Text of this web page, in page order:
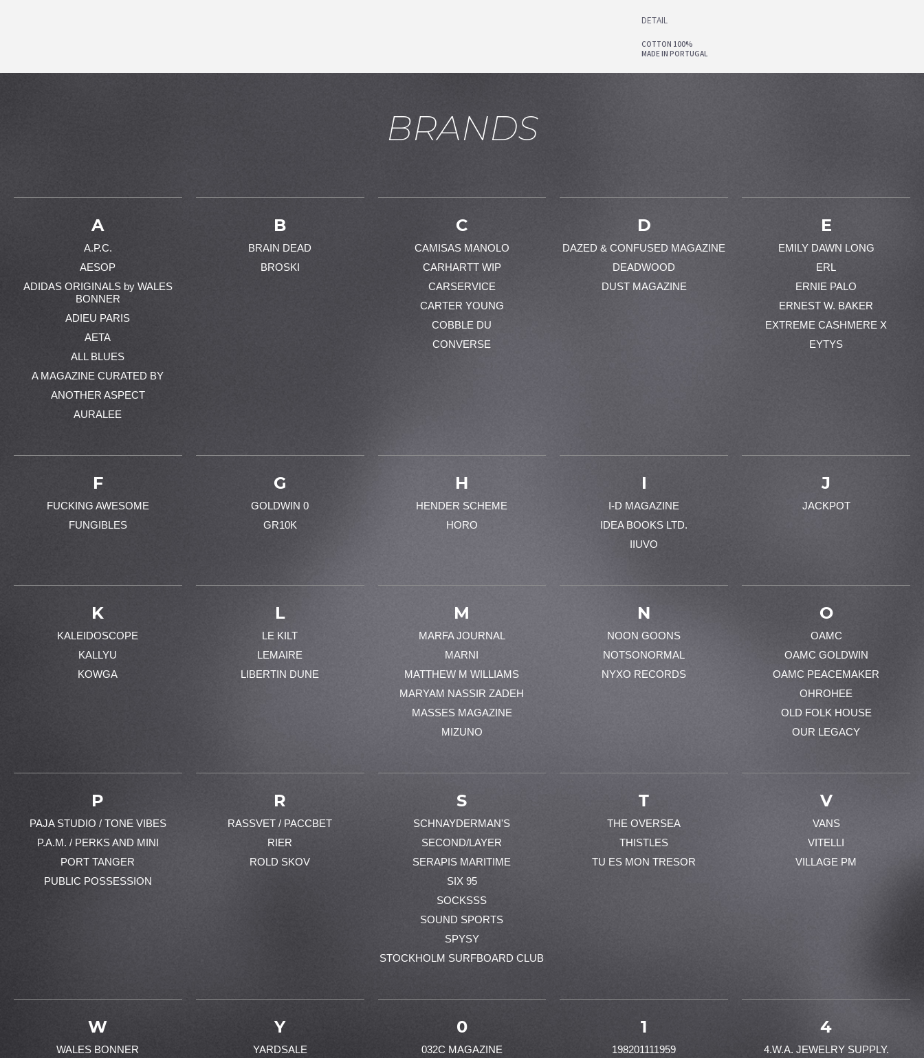
DETAIL
COTTON 100%
MADE IN PORTUGAL
BRANDS
A
A.P.C.
AESOP
ADIDAS ORIGINALS by WALES
BONNER
ADIEU PARIS
AETA
ALL BLUES
A MAGAZINE CURATED BY
ANOTHER ASPECT
AURALEE
B
BRAIN DEAD
BROSKI
C
CAMISAS MANOLO
CARHARTT WIP
CARSERVICE
CARTER YOUNG
COBBLE DU
CONVERSE
D
DAZED & CONFUSED MAGAZINE
DEADWOOD
DUST MAGAZINE
E
EMILY DAWN LONG
ERL
ERNIE PALO
ERNEST W. BAKER
EXTREME CASHMERE X
EYTYS
F
FUCKING AWESOME
FUNGIBLES
G
GOLDWIN 0
GR10K
H
HENDER SCHEME
HORO
I
I-D MAGAZINE
IDEA BOOKS LTD.
IIUVO
J
JACKPOT
K
KALEIDOSCOPE
KALLYU
KOWGA
L
LE KILT
LEMAIRE
LIBERTIN DUNE
M
MARFA JOURNAL
MARNI
MATTHEW M WILLIAMS
MARYAM NASSIR ZADEH
MASSES MAGAZINE
MIZUNO
N
NOON GOONS
NOTSONORMAL
NYXO RECORDS
O
OAMC
OAMC GOLDWIN
OAMC PEACEMAKER
OHROHEE
OLD FOLK HOUSE
OUR LEGACY
P
PAJA STUDIO / TONE VIBES
P.A.M. / PERKS AND MINI
PORT TANGER
PUBLIC POSSESSION
R
RASSVET / PACCBET
RIER
ROLD SKOV
S
SCHNAYDERMAN'S
SECOND/LAYER
SERAPIS MARITIME
SIX 95
SOCKSSS
SOUND SPORTS
SPYSY
STOCKHOLM SURFBOARD CLUB
T
THE OVERSEA
THISTLES
TU ES MON TRESOR
V
VANS
VITELLI
VILLAGE PM
W
WALES BONNER
Y
YARDSALE
0
032C MAGAZINE
1
198201111959
4
4.W.A. JEWELRY SUPPLY.